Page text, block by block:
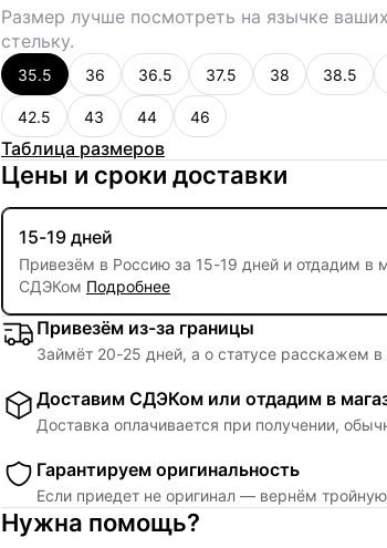
Размер лучше посмотреть на язычке
стельку.
35.5 36 36.5 37.5 38 38.5
42.5 43 44 46
Таблица размеров
Цены и сроки доставки
15-19 дней
Привезём в Россию за 15-19 дней и отдадим в
СДЭКом Подробнее
Привезём из-за границы
Займёт 20-25 дней, а о статусе расскажем
Доставим СДЭКом или отдадим в
Доставка оплачивается при получении,
Гарантируем оригинальность
Если приедет не оригинал — вернём
Нужна помощь?